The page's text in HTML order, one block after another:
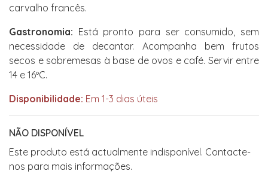
carvalho francês.
Gastronomia: Está pronto para ser consumido, sem
necessidade de decantar. Acompanha bem frutos
secos e sobremesas à base de ovos e café. Servir entre
14 e 16ºC.
Disponibilidade: Em 1-3 dias úteis
NÃO DISPONÍVEL
Este produto está actualmente indisponível. Contacte-
nos para mais informações.